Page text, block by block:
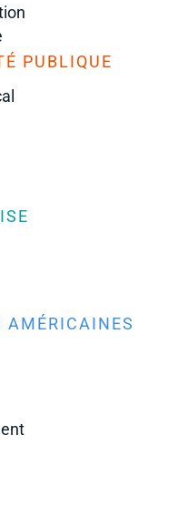
PUBLIQUE
AMÉRICAINES